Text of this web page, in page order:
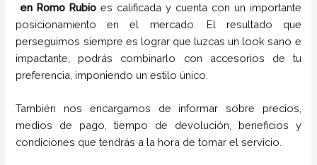
enRomo Rubio es calificada y cuenta con un importante
posicionamiento en el mercado. El resultado que
perseguimos siempre es lograr que luzcas un look sano e
impactante, podrás combinarlo con accesorios de tu
preferencia, imponiendo un estilo único.
También nos encargamos de informar sobre precios,
medios de pago, tiempo de devolución, beneficios y
condiciones que tendrás a la hora de tomar el servicio.